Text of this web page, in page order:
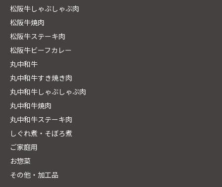
松阪牛しゃぶしゃぶ肉
松阪牛焼肉
松阪牛ステーキ肉
松阪牛ビーフカレー
丸中和牛
丸中和牛すき焼き肉
丸中和牛しゃぶしゃぶ肉
丸中和牛焼肉
丸中和牛ステーキ肉
しぐれ煮・そぼろ煮
ご家庭用
お惣菜
その他・加工品